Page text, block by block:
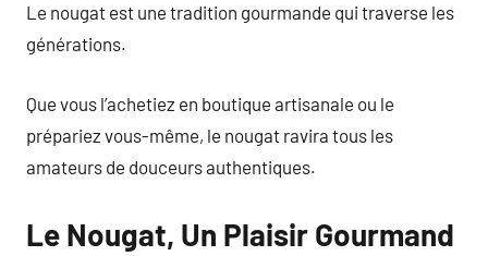
Le nougat est une tradition gourmande qui traverse les
générations.
Que vous l’achetiez en boutique artisanale ou le
prépariez vous-même, le nougat ravira tous les
amateurs de douceurs authentiques.
Le Nougat, Un Plaisir Gourmand